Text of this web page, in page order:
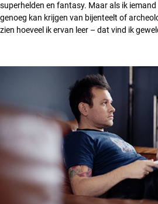
superhelden en fantasy. Maar als ik
genoeg kan krijgen van bijenteelt of
zien hoeveel ik ervan leer – dat vind ik